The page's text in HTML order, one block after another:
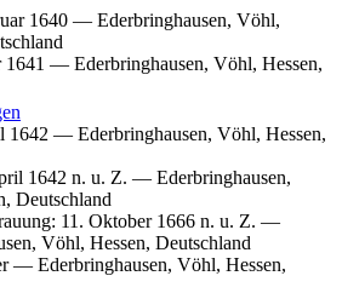
1640 — Ederbringhausen, Vöhl,
1641 — Ederbringhausen, Vöhl, Hessen,
1642 — Ederbringhausen, Vöhl, Hessen,
1642 n. u. Z. — Ederbringhausen,
Deutschland
: 11. Oktober 1666 n. u. Z. —
Vöhl, Hessen, Deutschland
— Ederbringhausen, Vöhl, Hessen,